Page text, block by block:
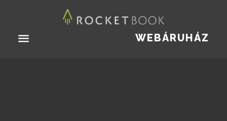
WEBÁRUHÁZ